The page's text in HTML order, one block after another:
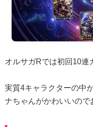
オルサガRでは初回10連
実質4キャラクターの中
ナちゃんがかわいいので